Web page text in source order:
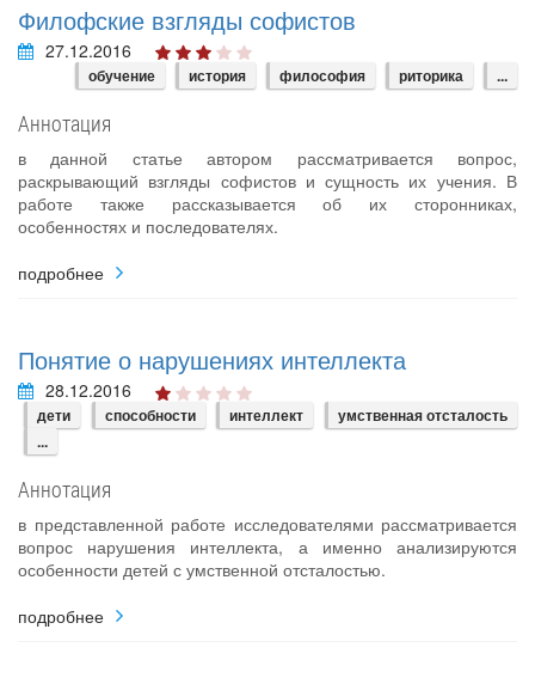
Филофские взгляды софистов
27.12.2016
обучение история философия риторика ...
Аннотация
в данной статье автором рассматривается вопрос,
раскрывающий взгляды софистов и сущность их учения. В
работе также рассказывается об их сторонниках,
особенностях и последователях.
подробнее
Понятие о нарушениях интеллекта
28.12.2016
дети способности интеллект
умственная отсталость
...
Аннотация
в представленной работе исследователями рассматривается
вопрос нарушения интеллекта, а именно анализируются
особенности детей с умственной отсталостью.
подробнее